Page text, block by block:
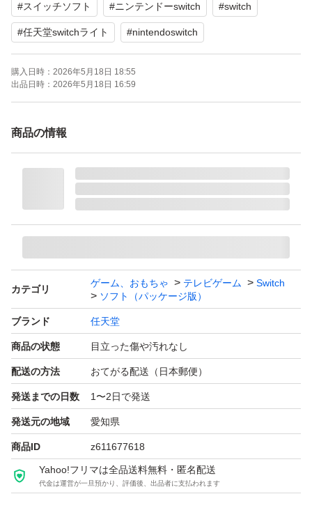
#スイッチソフト #ニンテンドーswitch #switch
#任天堂switchライト #nintendoswitch
購入日時： 2026年5月18日 18:55
出品日時： 2026年5月18日 16:59
商品の情報
カテゴリ
ゲーム、おもちゃ テレビゲーム
Switch
ソフト（パッケージ版）
ブランド 任天堂
商品の状態 目立った傷や汚れなし
配送の方法 おてがる配送（日本郵便）
発送までの日数 1〜2日で発送
発送元の地域 愛知県
商品ID z611677618
Yahoo!フリマは全品送料無料・匿名配送
代金は運営が一旦預かり、評価後、出品者に支払われます